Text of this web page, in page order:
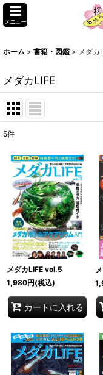
メニュー
ホーム > 書籍・図鑑 > メダカ
メダカLIFE
並び順:
5件
メダカLIFE vol.5
1,980円(税込)
カートに入れる